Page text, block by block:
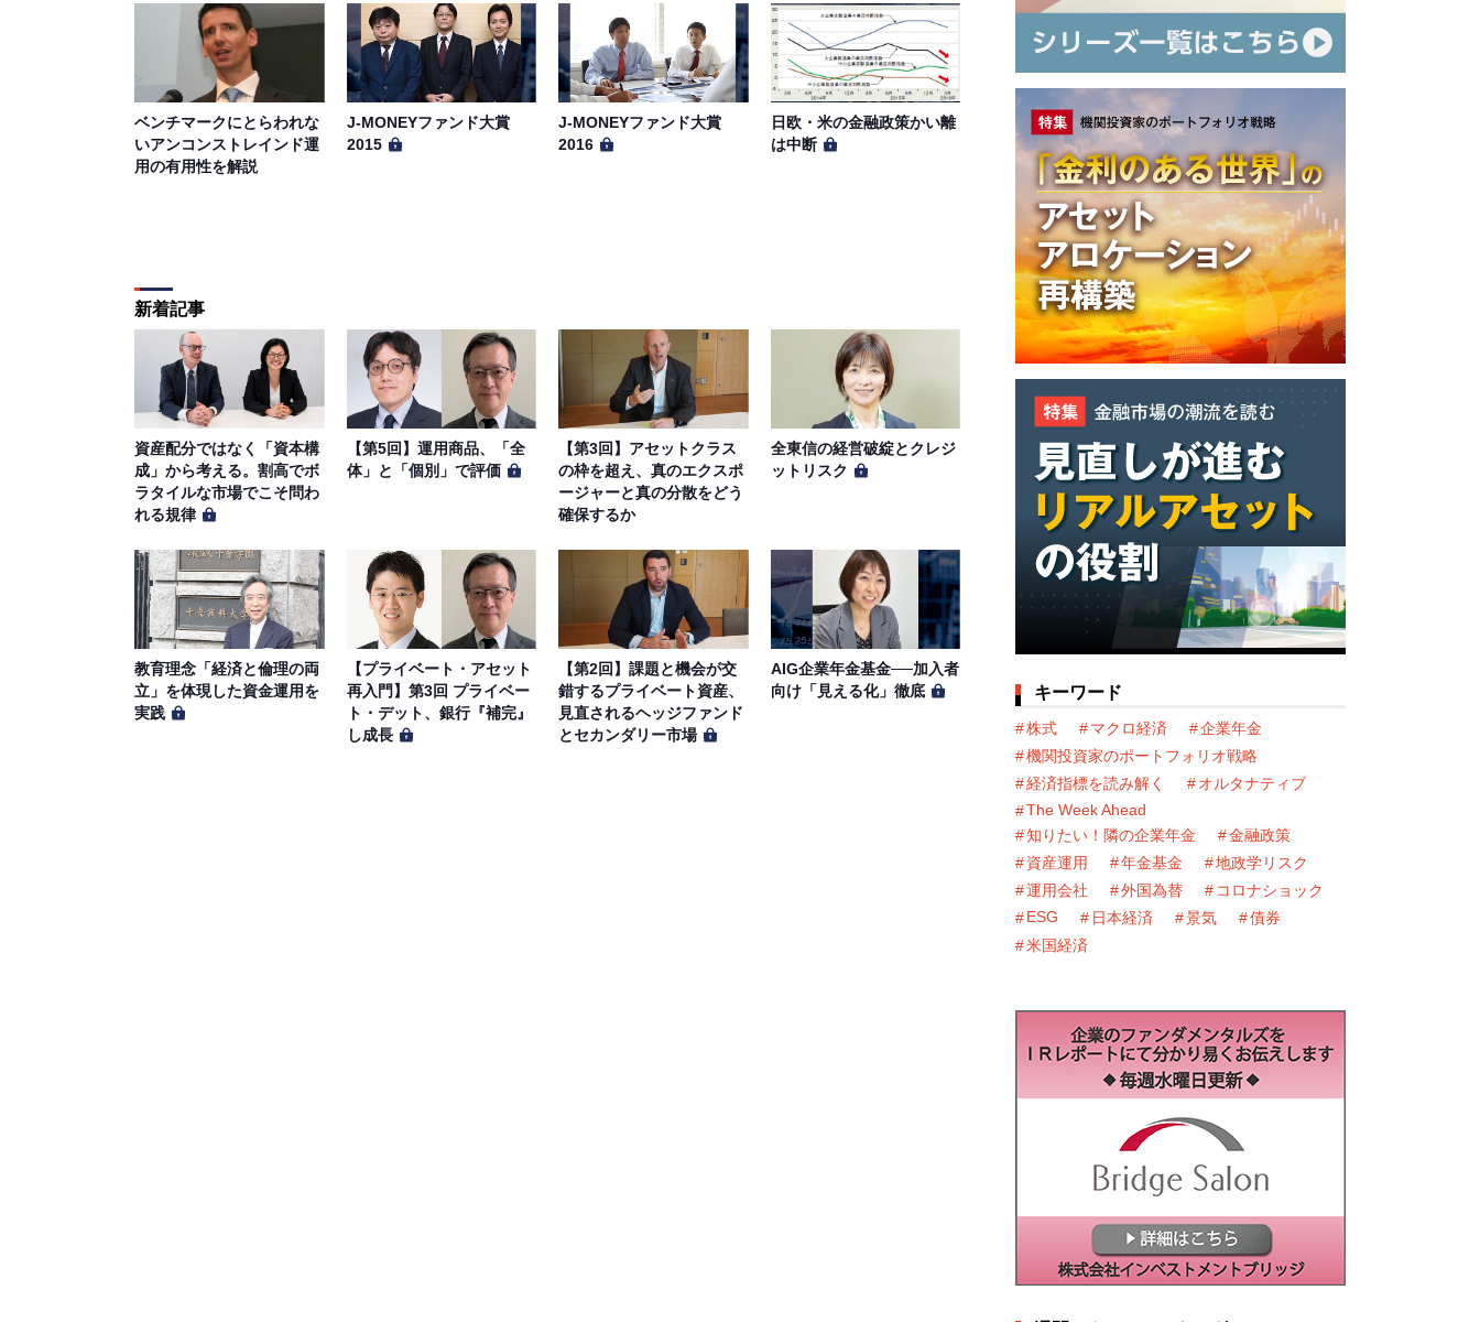
ベンチマークにとらわれな
いアンコンストレインド運
用の有用性を解説
J-MONEYファンド大賞
2015
J-MONEYファンド大賞
2016
日欧・米の金融政策かい離
は中断
新着記事
資産配分ではなく「資本構
成」から考える。割高でボ
ラタイルな市場でこそ問わ
れる規律
【第5回】運用商品、「全
体」と「個別」で評価
【第3回】アセットクラス
の枠を超え、真のエクスポ
ージャーと真の分散をどう
確保するか
全東信の経営破綻とクレジ
ットリスク
教育理念「経済と倫理の両
立」を体現した資金運用を
実践
【プライベート・アセット
再入門】第3回 プライベー
ト・デット、銀行『補完』
し成長
【第2回】課題と機会が交
錯するプライベート資産、
見直されるヘッジファンド
とセカンダリー市場
AIG企業年金基金──加入者
向け「見える化」徹底
キーワード
株式 マクロ経済
企業年金
機関投資家のポートフォリオ戦略
経済指標を読み解く
オルタナティブ
The Week Ahead
知りたい！隣の企業年金
金融政策
資産運用
年金基金
地政学リスク
運用会社
外国為替
コロナショック
ESG
日本経済 景気
債券
米国経済